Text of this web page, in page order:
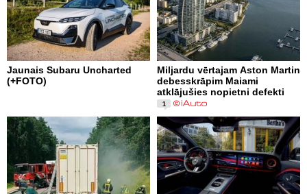
Jaunais Subaru Uncharted
(+FOTO)
Miljardu vērtajam Aston Martin
debesskrāpim Maiami
atklājušies nopietni defekti
1